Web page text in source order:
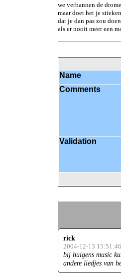
we verbannen de
maar doet het je
dat je dan pas zou
als er nooit meer een
Name
Comments
Validation
rick
2004-12-13 15:51:46
bij huigens music
andere liedjes van